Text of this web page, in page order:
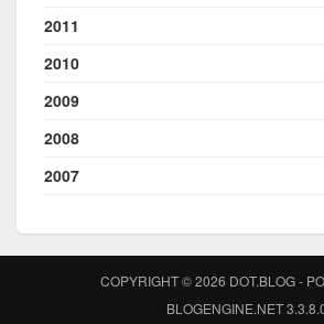
2011
2010
2009
2008
2007
COPYRIGHT © 2026 DOT.BLOG -
BLOGENGINE.NET